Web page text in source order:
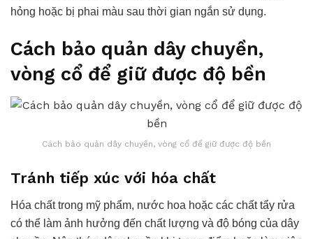
hỏng hoặc bị phai màu sau thời gian ngắn sử dụng.
Cách bảo quản dây chuyền,
vòng cổ để giữ được độ bền
Cách bảo quản dây chuyền, vòng cổ để giữ được độ bền
Tránh tiếp xúc với hóa chất
Hóa chất trong mỹ phẩm, nước hoa hoặc các chất tẩy rửa
có thể làm ảnh hưởng đến chất lượng và độ bóng của dây